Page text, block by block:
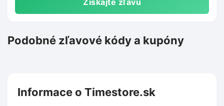
Získajte zľavu
Podobné zľavové kódy a kupóny
Informace o Timestore.sk